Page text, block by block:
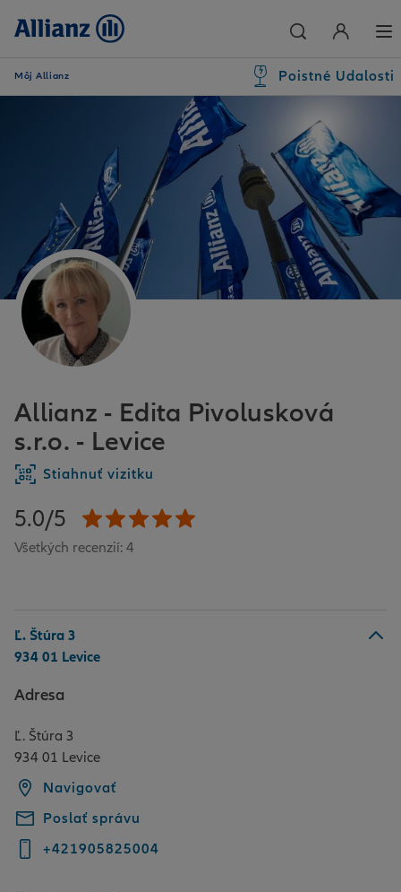
Môj Allianz Poistné Udalosti
Allianz - Edita Pivolusková
s.r.o. - Levice
Stiahnuť vizitku
5.0/5
Všetkých recenzií: 4
Ľ. Štúra 3
934 01 Levice
Adresa
Ľ. Štúra 3
934 01 Levice
Navigovať
Poslať správu
+421905825004